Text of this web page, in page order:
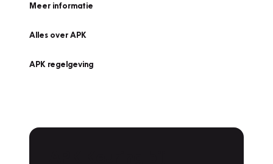
Meer informatie
Alles over APK
APK regelgeving